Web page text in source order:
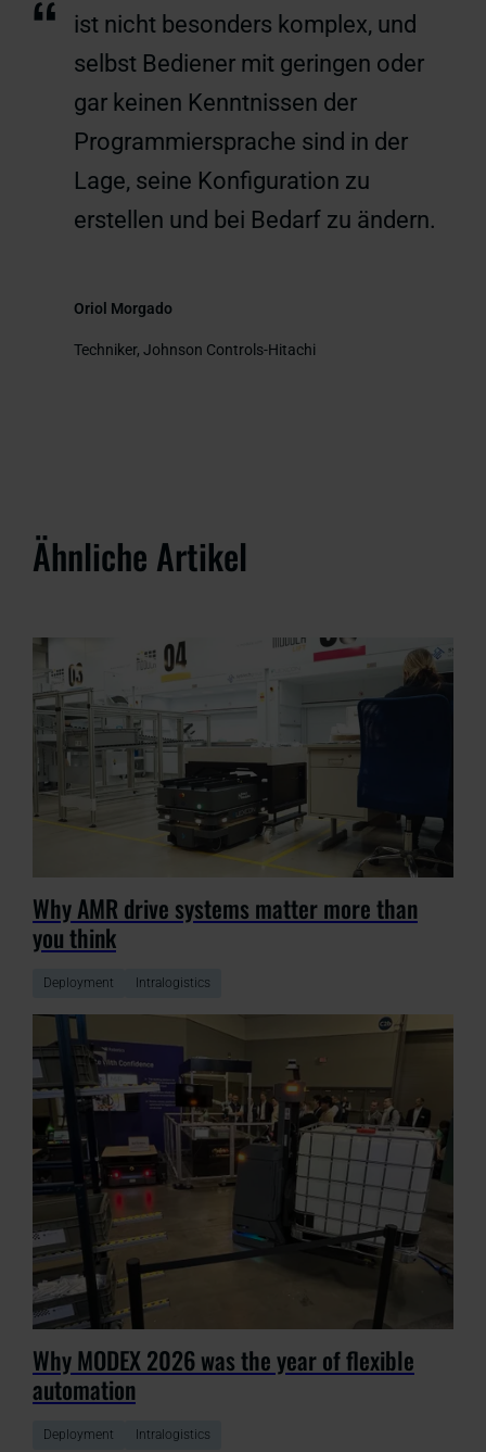
“
ist nicht besonders komplex, und
selbst Bediener mit geringen oder
gar keinen Kenntnissen der
Programmiersprache sind in der
Lage, seine Konfiguration zu
erstellen und bei Bedarf zu ändern.
Oriol Morgado
Techniker, Johnson Controls-Hitachi
Ähnliche Artikel
Why AMR drive systems matter more than
you think
Deployment Intralogistics
Why MODEX 2026 was the year of flexible
automation
Deployment Intralogistics